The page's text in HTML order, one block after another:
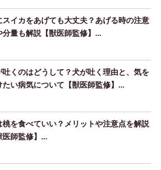
スイカをあげても大丈夫？あげる時の注意
分量も解説【獣医師監修】...
吐くのはどうして？犬が吐く理由と、気を
たい病気について【獣医師監修】...
桃を食べていい？メリットや注意点を解説
医師監修】...